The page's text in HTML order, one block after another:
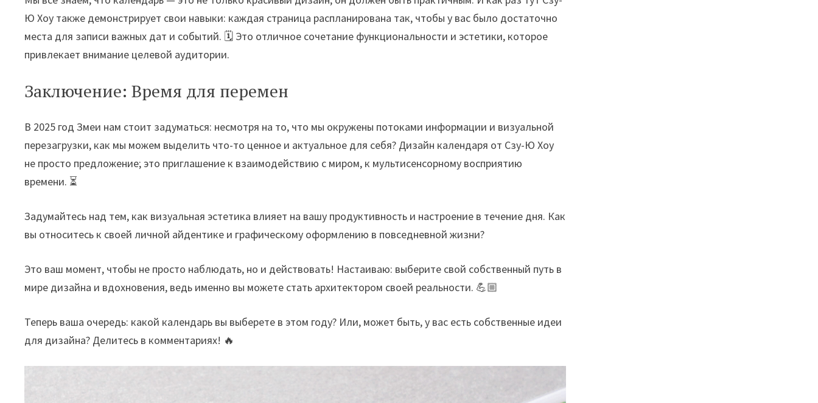
Ю Хоу также демонстрирует свои навыки: каждая страница распланирована так, чтобы у вас было достаточно
места для записи важных дат и событий. 🗓️ Это отличное сочетание функциональности и эстетики, которое
привлекает внимание целевой аудитории.
Заключение: Время для перемен
В 2025 год Змеи нам стоит задуматься: несмотря на то, что мы окружены потоками информации и визуальной
перезагрузки, как мы можем выделить что-то ценное и актуальное для себя? Дизайн календаря от Сзу-Ю Хоу
не просто предложение; это приглашение к взаимодействию с миром, к мультисенсорному восприятию
времени. ⏳
Задумайтесь над тем, как визуальная эстетика влияет на вашу продуктивность и настроение в течение дня. Как
вы относитесь к своей личной айдентике и графическому оформлению в повседневной жизни?
Это ваш момент, чтобы не просто наблюдать, но и действовать! Настаиваю: выберите свой собственный путь в
мире дизайна и вдохновения, ведь именно вы можете стать архитектором своей реальности. 💪🏼
Теперь ваша очередь: какой календарь вы выберете в этом году? Или, может быть, у вас есть собственные идеи
для дизайна? Делитесь в комментариях! 🔥